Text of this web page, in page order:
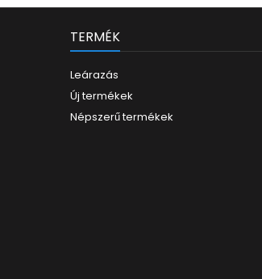
TERMÉK
Leárazás
Új termékek
Népszerű termékek